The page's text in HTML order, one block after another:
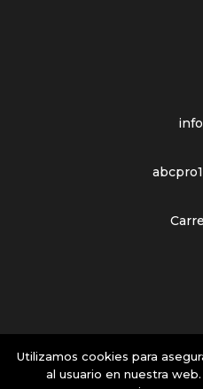
© 2019
Utilizamos cookies para
al usuario en nuestra